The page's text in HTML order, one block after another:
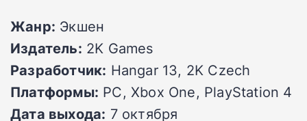
Жанр: Экшен
Издатель: 2K Games
Разработчик: Hangar 13, 2K Czech
Платформы: PC, Xbox One, PlayStation 4
Дата выхода: 7 октября